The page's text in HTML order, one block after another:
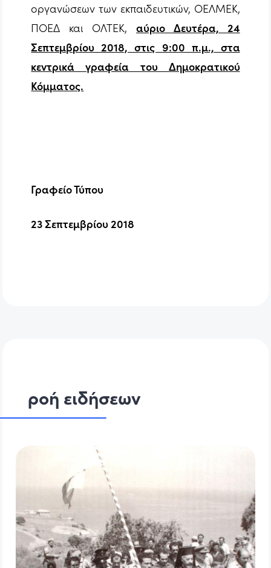
οργανώσεων των εκπαιδευτικών, ΟΕΛΜΕΚ,
ΠΟΕΔ και ΟΛΤΕΚ, αύριο Δευτέρα, 24
Σεπτεμβρίου 2018, στις 9:00 π.μ., στα
κεντρικά γραφεία του Δημοκρατικού
Κόμματος.
Γραφείο Τύπου
23 Σεπτεμβρίου 2018
ροή ειδήσεων